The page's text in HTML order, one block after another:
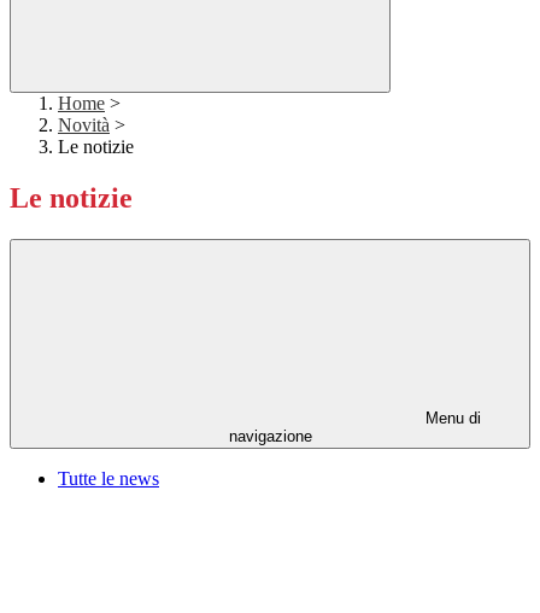
Home >
Novità >
Le notizie
Le notizie
Menu di
navigazione
Tutte le news